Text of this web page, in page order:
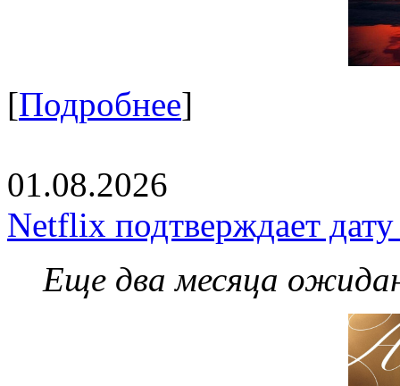
[Подробнее]
01.08.2026
Netflix подтверждает
Еще два месяца